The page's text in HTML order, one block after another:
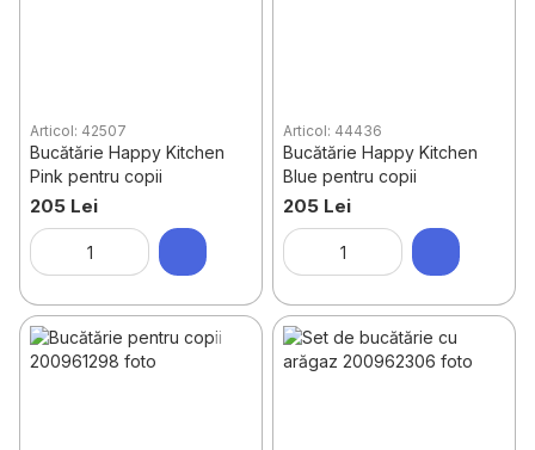
Articol: 42507
Bucătărie Happy Kitchen
Pink pentru copii
205 Lei
Articol: 44436
Bucătărie Happy Kitchen
Blue pentru copii
205 Lei